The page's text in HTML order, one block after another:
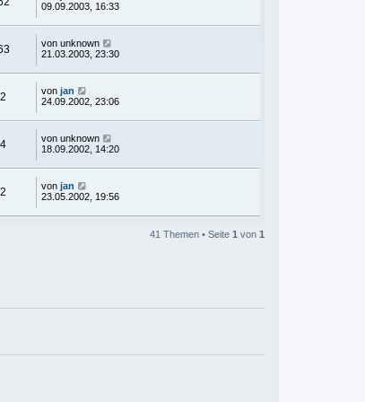
09.09.2003, 16:33
von unknown
21.03.2003, 23:30
von jan
24.09.2002, 23:06
von unknown
18.09.2002, 14:20
von jan
23.05.2002, 19:56
41 Themen • Seite 1 von 1